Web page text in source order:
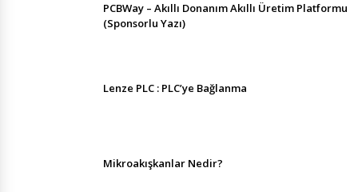
PCBWay – Akıllı Donanım Akıllı Üretim Platformu
(Sponsorlu Yazı)
Lenze PLC : PLC’ye Bağlanma
Mikroakışkanlar Nedir?